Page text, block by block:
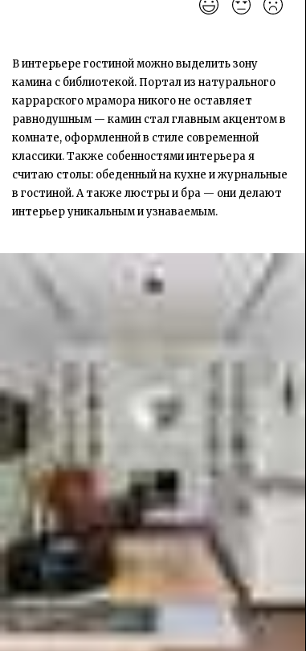
В интерьере гостиной можно выделить зону
камина с библиотекой. Портал из натурального
каррарского мрамора никого не оставляет
равнодушным — камин стал главным акцентом в
комнате, оформленной в стиле современной
классики. Также собенностями интерьера я
считаю столы: обеденный на кухне и журнальные
в гостиной. А также люстры и бра — они делают
интерьер уникальным и узнаваемым.